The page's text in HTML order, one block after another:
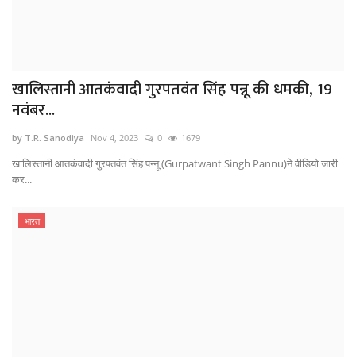
खालिस्तानी आतकंवादी गुरपतवंत सिंह पन्नू की धमकी, 19
नवंबर...
by T.R. Sanodiya Nov 4, 2023 0 1679
खालिस्तानी आतकंवादी गुरपतवंत सिंह पन्नू (Gurpatwant Singh Pannu)ने वीडियो जारी
कर...
भारत